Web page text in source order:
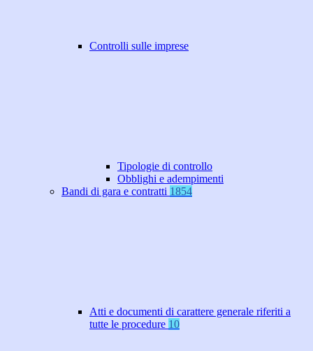
Controlli sulle imprese
Tipologie di controllo
Obblighi e adempimenti
Bandi di gara e contratti 1854
Atti e documenti di carattere generale riferiti a
tutte le procedure 10